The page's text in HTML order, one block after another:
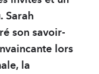
PARTENAIRES
sWiss Cocktails
Herbes du Grand-
Sarah
son savoir-
lors
la